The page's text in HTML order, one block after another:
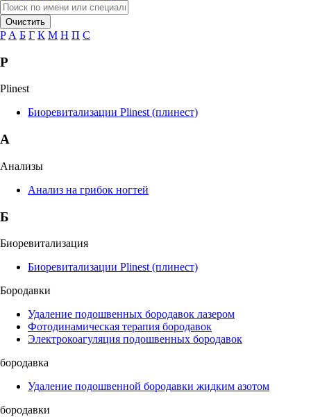
Очистить
P А Б Г К М Н П С
P
Plinest
Биоревитализации Plinest (плинест)
А
Анализы
Анализ на грибок ногтей
Б
Биоревитализация
Биоревитализации Plinest (плинест)
Бородавки
Удаление подошвенных бородавок лазером
Фотодинамическая терапия бородавок
Электрокоагуляция подошвенных бородавок
бородавка
Удаление подошвенной бородавки жидким азотом
бородавки